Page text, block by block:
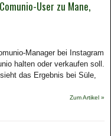
User zu Mane,
Manager bei Instagram
halten oder verkaufen soll.
das Ergebnis bei Süle,
Zum Artikel »